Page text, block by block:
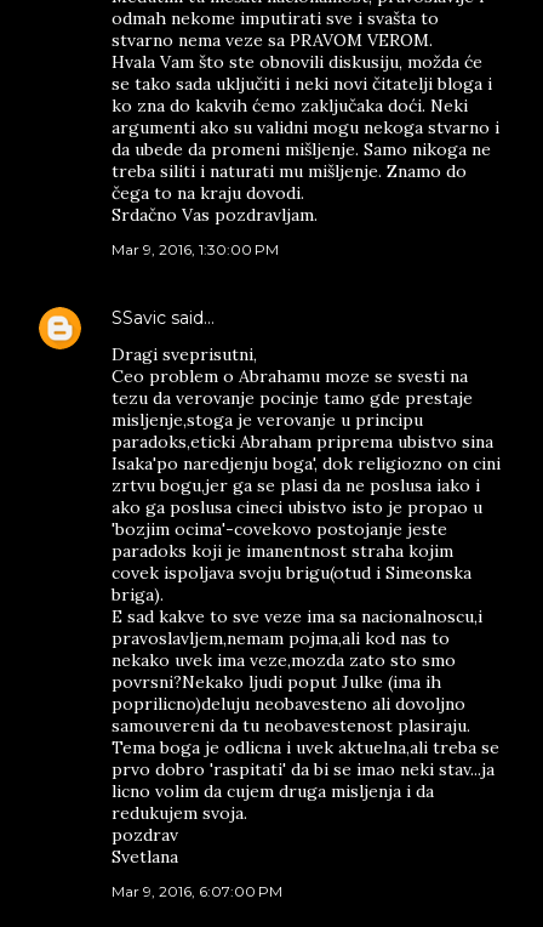
odmah nekome imputirati sve i svašta to
stvarno nema veze sa PRAVOM VEROM.
Hvala Vam što ste obnovili diskusiju, možda će
se tako sada uključiti i neki novi čitatelji bloga i
ko zna do kakvih ćemo zaključaka doći. Neki
argumenti ako su validni mogu nekoga stvarno i
da ubede da promeni mišljenje. Samo nikoga ne
treba siliti i naturati mu mišljenje. Znamo do
čega to na kraju dovodi.
Srdačno Vas pozdravljam.
Mar 9, 2016, 1:30:00 PM
SSavic said…
Dragi sveprisutni,
Ceo problem o Abrahamu moze se svesti na
tezu da verovanje pocinje tamo gde prestaje
misljenje,stoga je verovanje u principu
paradoks,eticki Abraham priprema ubistvo sina
Isaka'po naredjenju boga', dok religiozno on cini
zrtvu bogu,jer ga se plasi da ne poslusa iako i
ako ga poslusa cineci ubistvo isto je propao u
'bozjim ocima'-covekovo postojanje jeste
paradoks koji je imanentnost straha kojim
covek ispoljava svoju brigu(otud i Simeonska
briga).
E sad kakve to sve veze ima sa nacionalnoscu,i
pravoslavljem,nemam pojma,ali kod nas to
nekako uvek ima veze,mozda zato sto smo
povrsni?Nekako ljudi poput Julke (ima ih
poprilicno)deluju neobavesteno ali dovoljno
samouvereni da tu neobavestenost plasiraju.
Tema boga je odlicna i uvek aktuelna,ali treba se
prvo dobro 'raspitati' da bi se imao neki stav...ja
licno volim da cujem druga misljenja i da
redukujem svoja.
pozdrav
Svetlana
Mar 9, 2016, 6:07:00 PM